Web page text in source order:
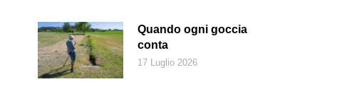
Quando ogni goccia
conta
17 Luglio 2026